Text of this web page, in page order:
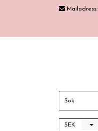
Mailadress:
SEK